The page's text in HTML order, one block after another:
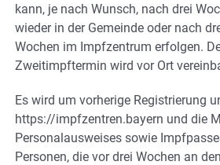
kann, je nach Wunsch, nach drei
wieder in der Gemeinde oder nach
Wochen im Impfzentrum erfolgen.
Zweitimpftermin wird vor Ort
Es wird um vorherige Registrierung
https://impfzentren.bayern und die
Personalausweises sowie
Personen, die vor drei Wochen an